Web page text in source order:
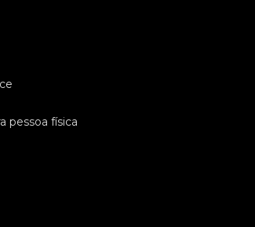
pessoa física